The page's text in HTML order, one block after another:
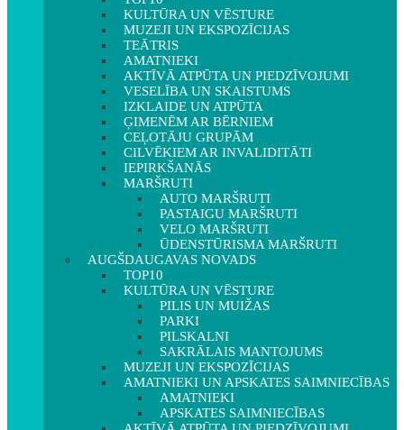
KULTŪRA UN VĒSTURE
MUZEJI UN EKSPOZĪCIJAS
TEĀTRIS
AMATNIEKI
AKTĪVĀ ATPŪTA UN PIEDZĪVOJUMI
VESELĪBA UN SKAISTUMS
IZKLAIDE UN ATPŪTA
ĢIMENĒM AR BĒRNIEM
CEĻOTĀJU GRUPĀM
CILVĒKIEM AR INVALIDITĀTI
IEPIRKŠANĀS
MARŠRUTI
AUTO MARŠRUTI
PASTAIGU MARŠRUTI
VELO MARŠRUTI
ŪDENSTŪRISMA MARŠRUTI
AUGŠDAUGAVAS NOVADS
TOP10
KULTŪRA UN VĒSTURE
PILIS UN MUIŽAS
PARKI
PILSKALNI
SAKRĀLAIS MANTOJUMS
MUZEJI UN EKSPOZĪCIJAS
AMATNIEKI UN APSKATES SAIMNIECĪBAS
AMATNIEKI
APSKATES SAIMNIECĪBAS